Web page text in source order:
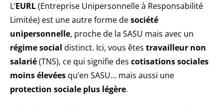
L’EURL(Entreprise Unipersonnelle à Responsabilité
Limitée) est une autre forme desociété
unipersonnelle, proche de la SASU mais avec un
régime social distinct. Ici, vous êtes travailleur non
salarié(TNS), ce qui signifie des cotisations sociales
moins élevées qu’en SASU… mais aussi une
protection sociale plus légère.